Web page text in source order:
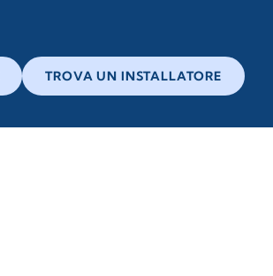
TROVA UN INSTALLATORE